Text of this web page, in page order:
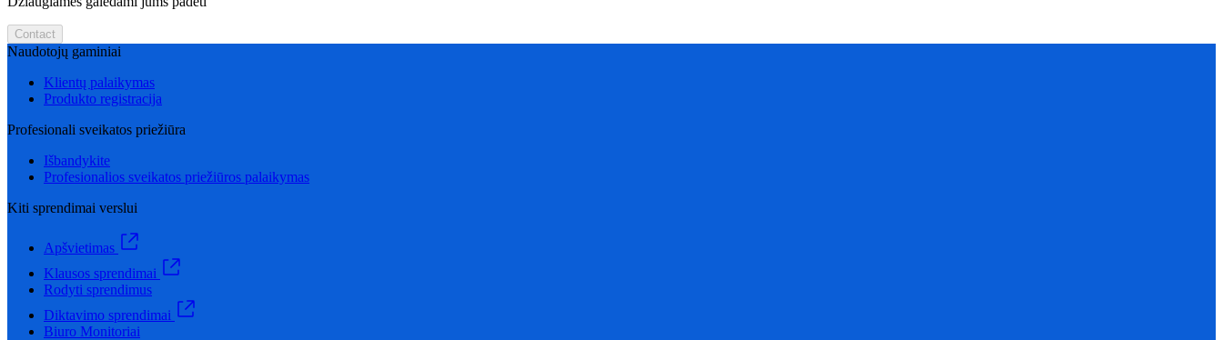
Contact
Naudotojų gaminiai
Klientų palaikymas
Produkto registracija
Profesionali sveikatos priežiūra
Išbandykite
Profesionalios sveikatos priežiūros palaikymas
Kiti sprendimai verslui
Apšvietimas
Klausos sprendimai
Rodyti sprendimus
Diktavimo sprendimai
Biuro Monitoriai